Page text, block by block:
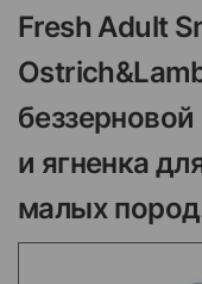
Fresh Adult
и ягненка
малых